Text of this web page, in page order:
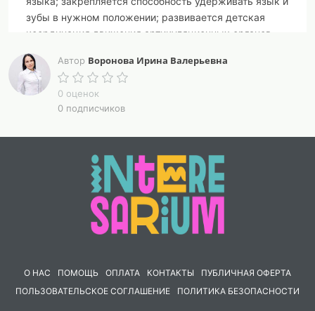
зубы в нужном положении; развивается детская
координация движения артикуляционных органов.
способствует выработке правильного произношения
тех или иных звуков.
Занятия по артикуляции нужно проводить в сидячем
и ноги. Квалифицированные специалисты
рекомендуют начинать зарядку с упражнений для
Уроки по артикуляции для детей 4-5 лет должны
быть красочными и интересными. Игровая форма
помощью визуальных образов и ярких иллюстраций
Автор Воронова Ирина Валерьевна
0 оценок
0 подписчиков
О НАС ПОМОЩЬ ОПЛАТА КОНТАКТЫ
ПУБЛИЧНАЯ ОФЕРТА
ПОЛЬЗОВАТЕЛЬСКОЕ СОГЛАШЕНИЕ
ПОЛИТИКА БЕЗОПАСНОСТИ